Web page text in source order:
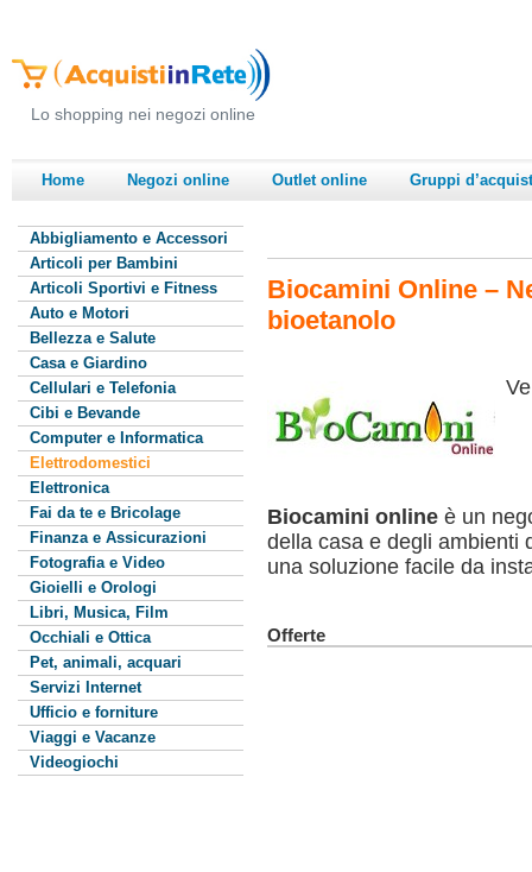
Lo shopping nei negozi online
Home Negozi online Outlet online Gruppi
Abbigliamento e Accessori
Articoli per Bambini
Articoli Sportivi e Fitness
Auto e Motori
Bellezza e Salute
Casa e Giardino
Cellulari e Telefonia
Cibi e Bevande
Computer e Informatica
Elettrodomestici
Elettronica
Fai da te e Bricolage
Finanza e Assicurazioni
Fotografia e Video
Gioielli e Orologi
Libri, Musica, Film
Occhiali e Ottica
Pet, animali, acquari
Servizi Internet
Ufficio e forniture
Viaggi e Vacanze
Videogiochi
Biocamini Online –
bioetanolo
Biocamini online è un
della casa e degli
una soluzione facile da
Offerte